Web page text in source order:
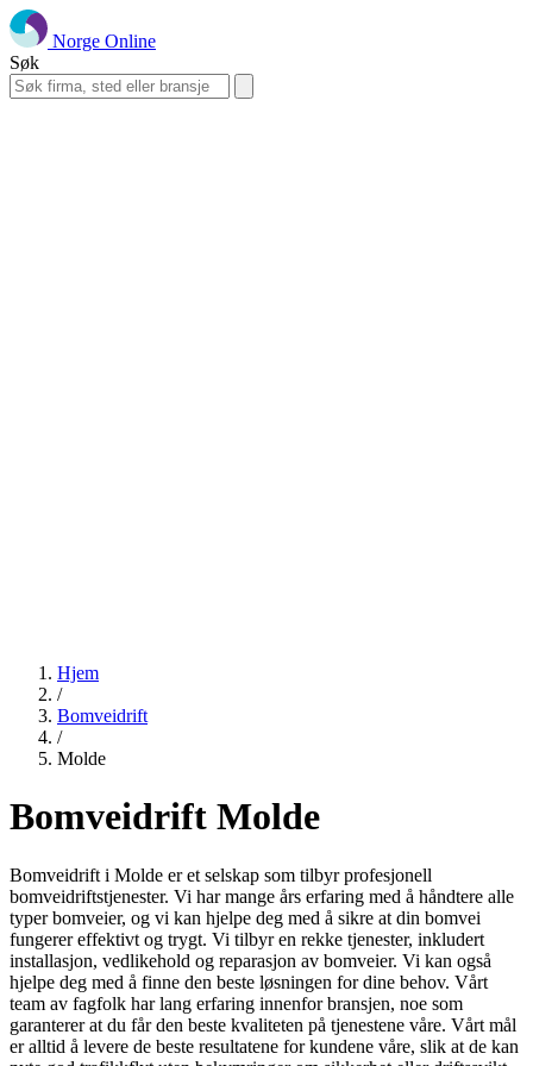
Norge Online
Søk
Hjem
/
Bomveidrift
/
Molde
Bomveidrift Molde
Bomveidrift i Molde er et selskap som tilbyr profesjonell
bomveidriftstjenester. Vi har mange års erfaring med å håndtere alle
typer bomveier, og vi kan hjelpe deg med å sikre at din bomvei
fungerer effektivt og trygt. Vi tilbyr en rekke tjenester, inkludert
installasjon, vedlikehold og reparasjon av bomveier. Vi kan også
hjelpe deg med å finne den beste løsningen for dine behov. Vårt
team av fagfolk har lang erfaring innenfor bransjen, noe som
garanterer at du får den beste kvaliteten på tjenestene våre. Vårt mål
er alltid å levere de beste resultatene for kundene våre, slik at de kan